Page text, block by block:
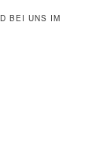
BEI UNS IM